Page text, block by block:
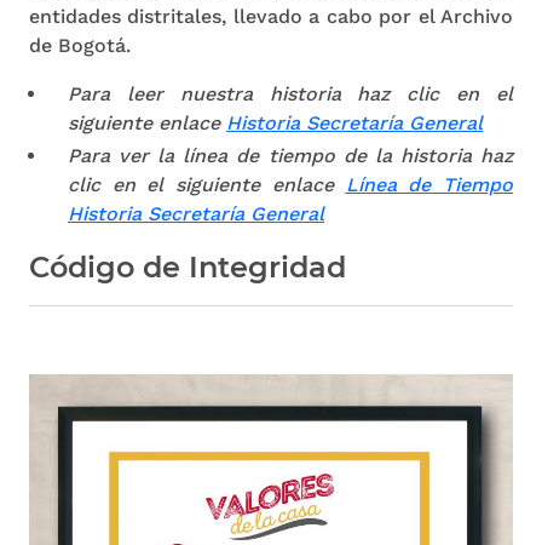
entidades distritales, llevado a cabo por el Archivo
de Bogotá.
Para leer nuestra historia haz clic en el
siguiente enlace Historia Secretaría General
Para ver la línea de tiempo de la historia haz
clic en el siguiente enlace Línea de Tiempo
Historia Secretaría General
Código de Integridad